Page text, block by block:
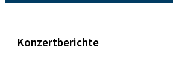
Konzertberichte